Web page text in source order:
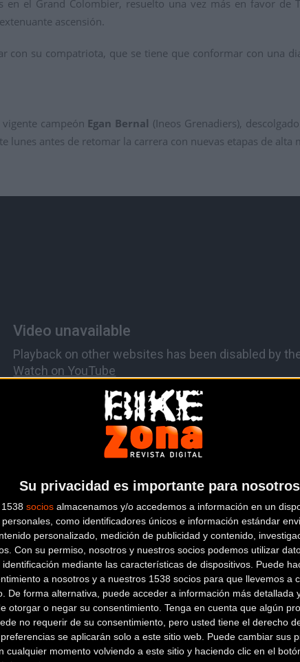
Su privacidad es importante para nosotros
socios almacenamos y/o accedemos a información en un
como identificadores únicos e información estándar
personalizado, medición de publicidad y contenido,
Con su permiso, nosotros y nuestros socios podemos utilizar
mediante las características de dispositivos. Puede
a nosotros y a nuestros 1538 socios para que llevemos a
De forma alternativa, puede acceder a información más detallada
otorgar o negar su consentimiento. Tenga en cuenta que algún
no requerir de su consentimiento, pero usted tiene el derecho
se aplicarán solo a este sitio web. Puede cambiar sus
cualquier momento volviendo a este sitio y haciendo clic en el
el Grand Colombier, resuelto una vez más en favor de
ascensión.
con su compatriota, que se tiene que conformar con una
campeón Egan Bernal (Ineos Grenadiers),
lunes antes de retomar la carrera con nuevas etapas de alta
- VISMA 65h 37 07 - B : 27 -
EMIRATES 65h 37 47 + 00h 00 40 B : 28 -
CYCLING 65h 38 41 + 00h 01 34 - -
65h 38 52 + 00h 01 45 - -
39 10 + 00h 02 03 B : 12 -